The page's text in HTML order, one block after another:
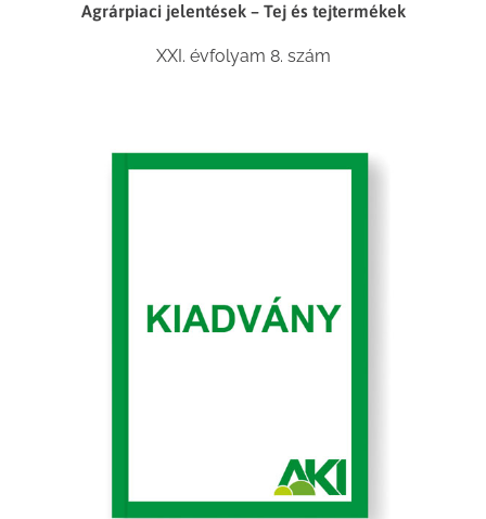
Agrárpiaci jelentések – Tej és tejtermékek
XXI. évfolyam 8. szám